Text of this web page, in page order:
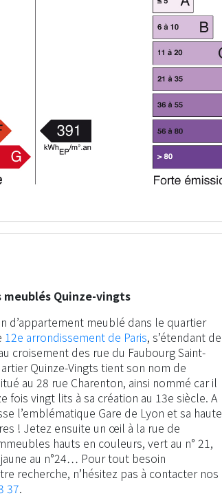
Quinze-vingts
d’appartement meublé dans le quartier
12e arrondissement de Paris, s’étendant de
croisement des rue du Faubourg Saint-
Quinze-Vingts tient son nom de
au 28 rue Charenton, ainsi nommé car il
fois vingt lits à sa création au 13e siècle. A
l’emblématique Gare de Lyon et sa haute
! Jetez ensuite un œil à la rue de
hauts en couleurs, vert au n° 21,
au n°24… Pour tout besoin
recherche, n’hésitez pas à contacter nos
37.